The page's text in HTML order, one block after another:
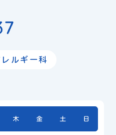
レルギー科
木 金 土 日